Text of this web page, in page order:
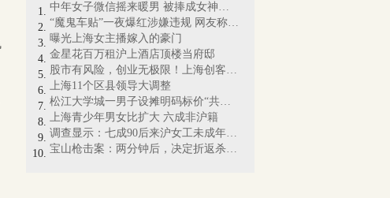
中年女子微信摇来暖男 被捧成女神却丧命
“魔鬼车贴”一夜爆红涉嫌违规 网友称“...
曝光上海女主播嫁入的豪门
金星花百万租沪上酒店顶楼当府邸
股市有风险，创业无极限！上海创客梦想起航
上海11个区县领导大调整
松江大学城一男子设摊明码标价“共享女友...
上海青少年男女比扩大 六成非沪籍
调查显示：七成90后来沪女工未成年时尝“...
宝山枪击案：两分钟后，决定折返杀人……